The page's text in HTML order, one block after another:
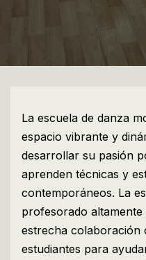
La escuela de danza
espacio vibrante y
desarrollar su pasión
aprenden técnicas y
contemporáneos. La
profesorado
estrecha colaboración
estudiantes para